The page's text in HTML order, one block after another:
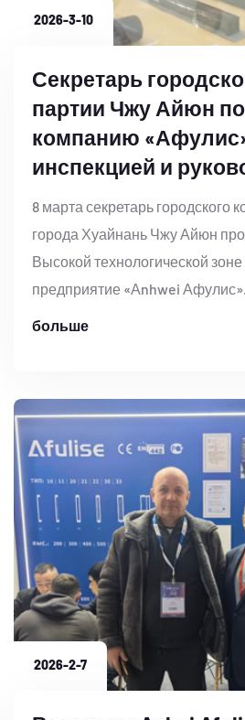
2026-3-10
Секретарь
партии Чжу Айюн
компанию
инспекцией и
8 марта секретарь городского
города Хуайнань Чжу Айюн
Высокой технологической
предприятие «Аnhwei Афулис».
больше
2026-2-7